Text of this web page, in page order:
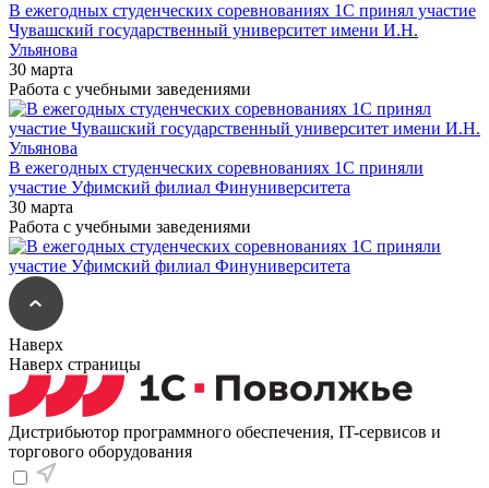
В ежегодных студенческих соревнованиях 1С принял участие
Чувашский государственный университет имени И.Н.
Ульянова
30 марта
Работа с учебными заведениями
В ежегодных студенческих соревнованиях 1С приняли
участие Уфимский филиал Финуниверситета
30 марта
Работа с учебными заведениями
Наверх
Наверх страницы
Дистрибьютор программного обеспечения, IT-сервисов и
торгового оборудования